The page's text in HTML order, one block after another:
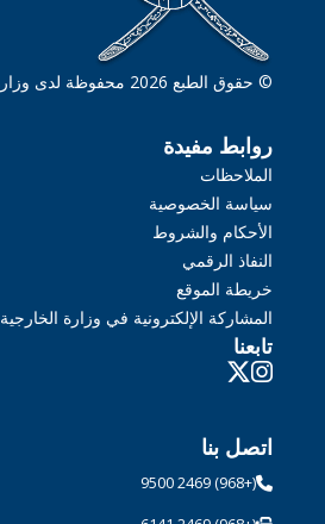
© حقوق الطبع 2026 محفوظة لدى وزارة الخارجية
روابط مفيدة
الملاحظات
سياسة الخصوصية
الأحكام والشروط
النفاذ الرقمي
خريطة الموقع
المشاركة الإلكترونية في وزارة الخارجية
تابعنا
اتصل بنا
(+968) 2469 9500